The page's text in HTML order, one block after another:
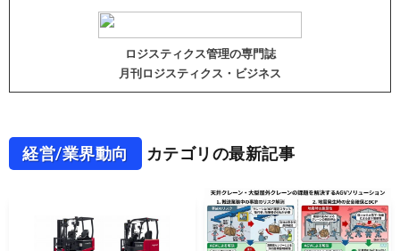
ロジスティクス管理の専門誌
月刊ロジスティクス・ビジネス
経営/業界動向 カテゴリの最新記事